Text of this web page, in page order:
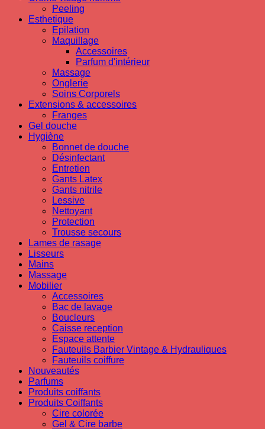
Peeling
Esthetique
Epilation
Maquillage
Accessoires
Parfum d'intérieur
Massage
Onglerie
Soins Corporels
Extensions & accessoires
Franges
Gel douche
Hygiène
Bonnet de douche
Désinfectant
Entretien
Gants Latex
Gants nitrile
Lessive
Nettoyant
Protection
Trousse secours
Lames de rasage
Lisseurs
Mains
Massage
Mobilier
Accessoires
Bac de lavage
Boucleurs
Caisse reception
Espace attente
Fauteuils Barbier Vintage & Hydrauliques
Fauteuils coiffure
Nouveautés
Parfums
Produits coiffants
Produits Coiffants
Cire colorée
Gel & Cire barbe